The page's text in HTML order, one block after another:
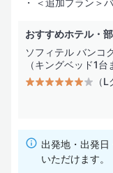
おすすめホテル・
ソフィテル バンコ
（キングベッド1
（
出発地・出発
いただけます。